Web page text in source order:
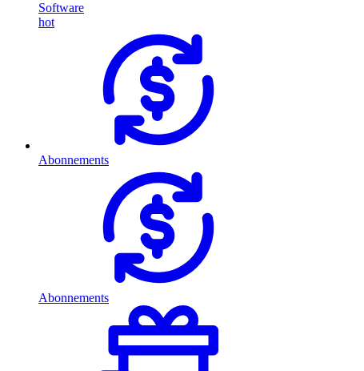
Software
hot
Abonnements
Abonnements